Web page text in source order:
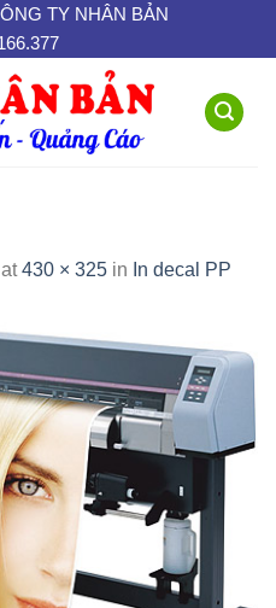
TY NHÂN BẢN
at430 × 325 in In decal PP